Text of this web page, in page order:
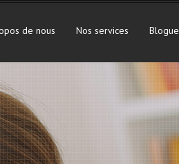
de nous Nos services Blogue